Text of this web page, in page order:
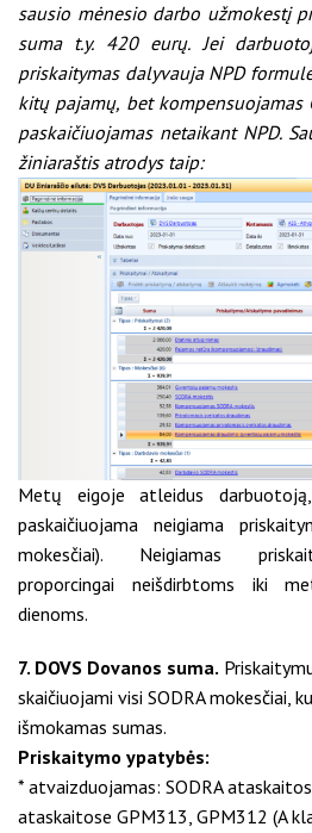
sausio mėnesio darbo užmokestį
suma t.y. 420 eurų. Jei
priskaitymas dalyvauja NPD
kitų pajamų, bet kompensuojamas
paskaičiuojamas netaikant NPD.
žiniaraštis atrodys taip:
Metų eigoje atleidus
paskaičiuojama neigiama
mokesčiai). Neigiamas
proporcingai neišdirbtoms iki
dienoms.
7. DOVS Dovanos suma.
skaičiuojami visi SODRA mokesčiai,
išmokamas sumas.
Priskaitymo ypatybės:
* atvaizduojamas: SODRA
ataskaitose GPM313, GPM312 (A